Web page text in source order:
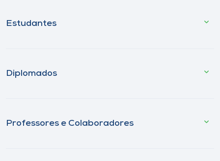
Estudantes
Diplomados
Professores e Colaboradores